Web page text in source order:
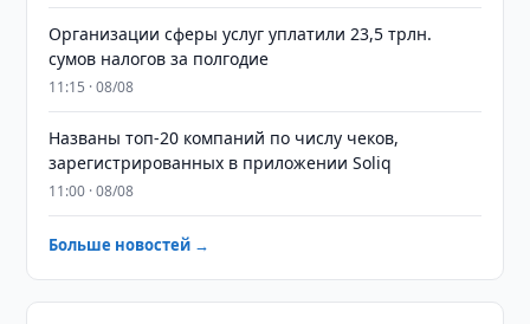
Организации сферы услуг уплатили 23,5 трлн.
сумов налогов за полгодие
11:15 · 08/08
Названы топ-20 компаний по числу чеков,
зарегистрированных в приложении Soliq
11:00 · 08/08
Больше новостей →